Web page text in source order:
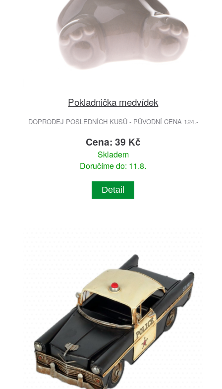
Pokladnička medvídek
DOPRODEJ POSLEDNÍCH KUSŮ - PŮVODNÍ CENA 124.-
Cena: 39 Kč
Skladem
Doručíme do: 11.8.
Detail